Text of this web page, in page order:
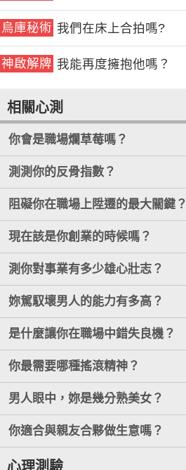
烏庫秘術 我們在床上合拍嗎?
神啟解牌 我能再度擁抱他嗎？
相關心測
你會是職場爛草莓嗎？
測測你的反骨指數？
阻礙你在職場上陞遷的最大關鍵？
現在該是你創業的時候嗎？
測你對事業有多少雄心壯志？
妳駕馭壞男人的能力有多高？
是什麼讓你在職場中錯失良機？
你最需要哪種搖滾精神？
男人眼中，妳是幾分熟美女？
你適合與親友合夥做生意嗎？
心理測驗